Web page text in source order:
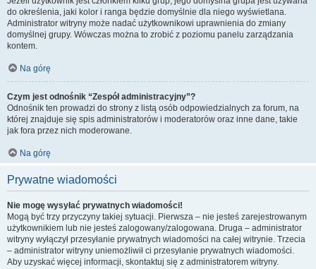
do określenia, jaki kolor i ranga będzie domyślnie dla niego wyświetlana.
Administrator witryny może nadać użytkownikowi uprawnienia do zmiany
domyślnej grupy. Wówczas można to zrobić z poziomu panelu zarządzania
kontem.
Na górę
Czym jest odnośnik “Zespół administracyjny”?
Odnośnik ten prowadzi do strony z listą osób odpowiedzialnych za forum, na
której znajduje się spis administratorów i moderatorów oraz inne dane, takie
jak fora przez nich moderowane.
Na górę
Prywatne wiadomości
Nie mogę wysyłać prywatnych wiadomości!
Mogą być trzy przyczyny takiej sytuacji. Pierwsza – nie jesteś zarejestrowanym
użytkownikiem lub nie jesteś zalogowany/zalogowana. Druga – administrator
witryny wyłączył przesyłanie prywatnych wiadomości na całej witrynie. Trzecia
– administrator witryny uniemożliwił ci przesyłanie prywatnych wiadomości.
Aby uzyskać więcej informacji, skontaktuj się z administratorem witryny.